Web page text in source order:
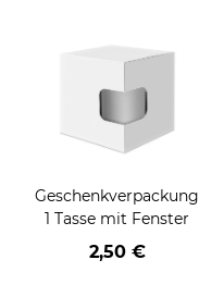
Geschenkverpackung
1 Tasse mit Fenster
2,50 €